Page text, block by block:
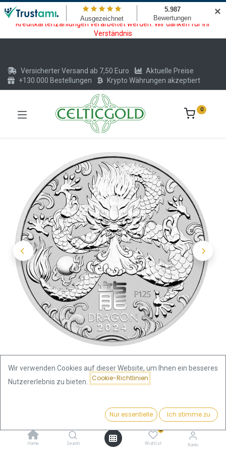
Wartungsarbeiten am Kreditkarten und Krypto Bezahlmodul. In der
Zeit vom 20.07. - 09.08.2026 können keine Krypto oder
Kreditkartenzahlungen verarbeitet werden. Wir danken für Ihr
Verständnis
Preis:
44,80 € Kaufen
Home Search
0
Wishlist Konto
Versicherter Versand ab 7,50 Euro
Aktuelle Preise
+130.000 Bestellungen
Krypto Währungen akzeptiert
0
Lunar III Drache 1/2 Unze Silbermünze 2024 |
Wir verwenden Cookies auf dieser Website, um Ihnen ein besseres
Nutzererlebnis zu bieten.
Cookie-Richtlinien
Nur essentielle Ich stimme zu
✕